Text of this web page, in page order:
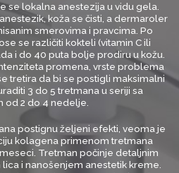
se lokalna anestezija u vidu gela.
koža se čisti, a dermaroler
smerovima i pravcima. Po
se različiti kokteli (vitamin C ili
i do 40 puta bolje prodiru u kožu.
promena, vrste problema
tretira da bi se postigli maksimalni
3 do 5 tretmana u seriji sa
od 2 do 4 nedelje.
postignu željeni efekti, veoma je
kolagena primenom tretmana
Tretman počinje detaljnim
i nanošenjem anestetik kreme.